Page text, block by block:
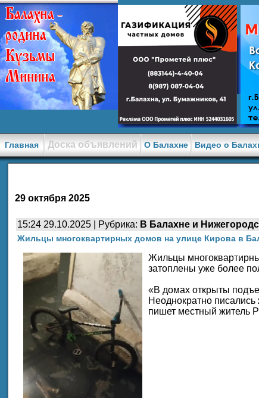
Главная Доска объявлений О Балахне Видео о
29 октября 2025
15:24 29.10.2025 | Рубрика: В Балахне и
Жильцы многоквартирных домов на улице Кирова в
Жильцы
затоплены уже более
«В домах открыты
Неоднократно
пишет местный житель